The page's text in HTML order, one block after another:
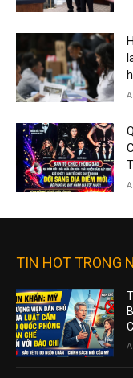
TIN HOT TRONG